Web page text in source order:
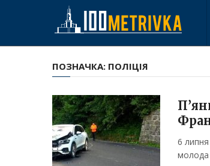
ПОЗНАЧКА: ПОЛІЦІЯ
6
молода